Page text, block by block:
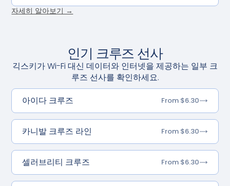
자세히 알아보기 →
인기 크루즈 선사
긱스키가 Wi-Fi 대신 데이터와 인터넷을 제공하는 일부 크
루즈 선사를 확인하세요.
아이다 크루즈
From $6.30
카니발 크루즈 라인 From $6.30
셀러브리티 크루즈 From $6.30